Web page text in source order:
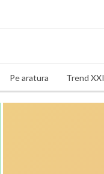
Pe aratura Trend XXI